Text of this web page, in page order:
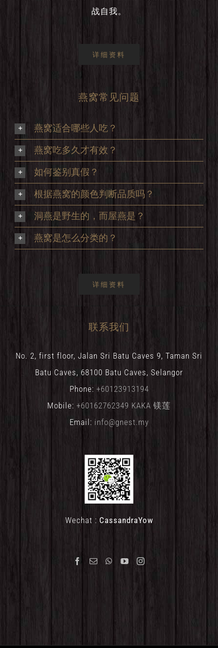
战自我。
详细资料
燕窝常见问题
燕窝适合哪些人吃？
燕窝吃多久才有效？
如何鉴别真假？
根据燕窝的颜色判断品质吗？
洞燕是野生的，而屋燕是？
燕窝是怎么分类的？
详细资料
联系我们
No. 2, first floor, Jalan Sri Batu Caves 9, Taman Sri
Batu Caves, 68100 Batu Caves, Selangor
Phone: +60123913194
Mobile: +60162762349 KAKA 镁莲
Email: info@gnest.my
Wechat : CassandraYow